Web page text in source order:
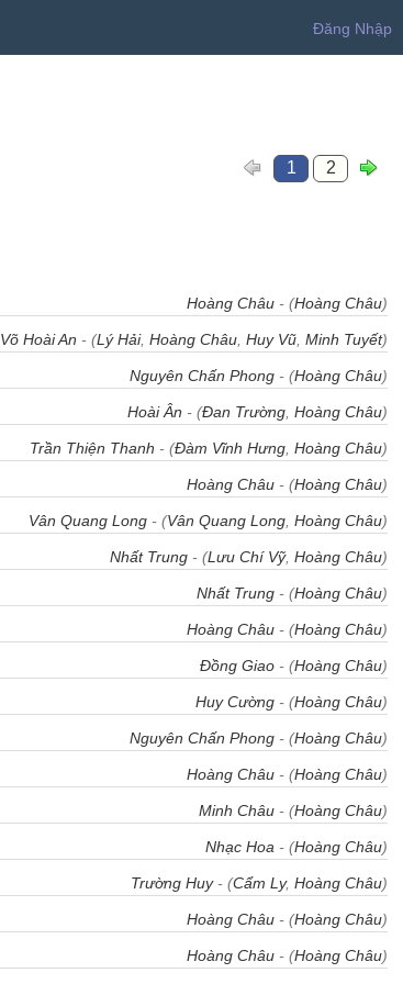
Đăng Nhập
1 2
Hoàng Châu - (Hoàng Châu)
Võ Hoài An - (Lý Hải, Hoàng Châu Huy Vũ Minh Tuyết)
Nguyên Chấn Phong - (Hoàng Châu)
Hoài Ân - (Đan Trường Hoàng Châu)
Trần Thiện Thanh - (Đàm Vĩnh Hưng Hoàng Châu)
Hoàng Châu - (Hoàng Châu)
Vân Quang Long - (Vân Quang Long Hoàng Châu)
Nhất Trung - (Lưu Chí Vỹ, Hoàng Châu)
Nhất Trung - (Hoàng Châu)
Hoàng Châu - (Hoàng Châu)
Đồng Giao - (Hoàng Châu)
Huy Cường - (Hoàng Châu)
Nguyên Chấn Phong - (Hoàng Châu)
Hoàng Châu - (Hoàng Châu)
Minh Châu - (Hoàng Châu)
Nhạc Hoa - (Hoàng Châu)
Trường Huy- (Cẩm Ly, Hoàng Châu)
Hoàng Châu - (Hoàng Châu)
Hoàng Châu - (Hoàng Châu)